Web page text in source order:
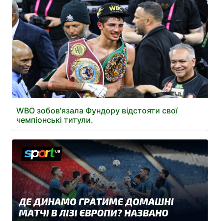
WBO зобов'язала Фундору відстояти свої
чемпіонські титули.